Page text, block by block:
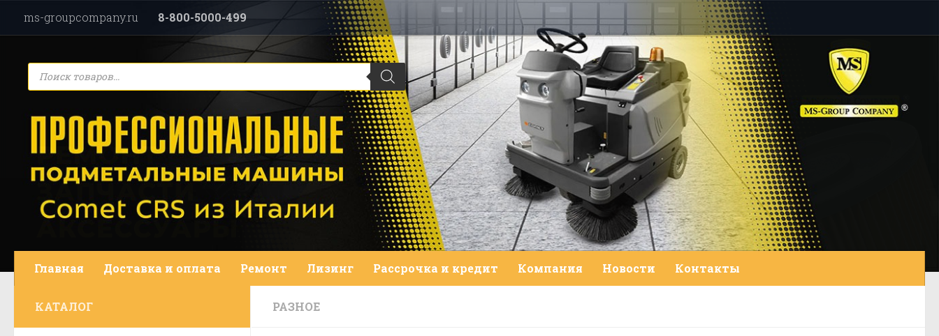
Перейти к содержимому
ms-groupcompany.ru 8-800-5000-499
Поиск
товаров
Главная Доставка и оплата Ремонт Лизинг Рассрочка и кредит Компания Новости Контакты
РАЗНОЕ
КАТАЛОГ